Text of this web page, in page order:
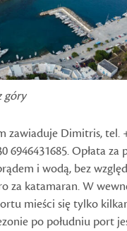
góry
zawiaduje Dimitris, tel.
6946431685. Opłata za
i wodą, bez
za katamaran. W
mieści się tylko
po południu port